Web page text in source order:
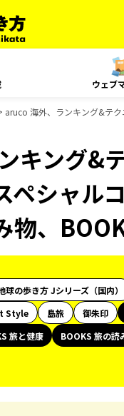
ウェブ
aruco 海外、ランキング&テク
キング&
ペシャル
物、
球の歩き方 Jシリーズ（国内）
Style 島旅 御朱印
旅と健康 BOOKS 旅の読